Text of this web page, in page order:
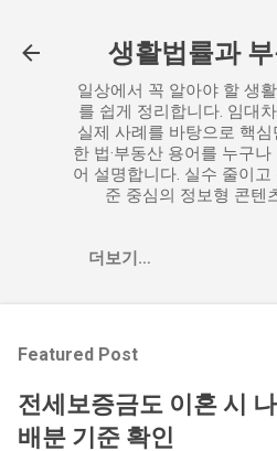
생활법률과
일상에서 꼭 알아야 할 생
를 쉽게 정리합니다. 임대
실제 사례를 바탕으로 핵
한 법·부동산 용어를 누구
어 설명합니다. 실수 줄이
준 중심의 정보형 콘텐
더보기…
Featured Post
전세보증금도 이혼 시
배분 기준 확인